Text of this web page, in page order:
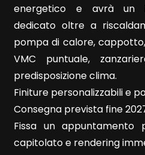
energetico e avrà un
dedicato oltre a
pompa di calore,
VMC puntuale,
predisposizione clima.
Finiture personalizzabili e
Consegna prevista fine
Fissa un appuntamento
capitolato e rendering
Bagni
minimi
Qualsiasi
1
2